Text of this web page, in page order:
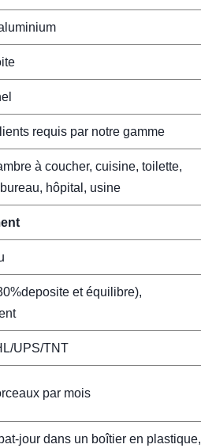
requis par notre gamme
à coucher, cuisine, toilette,
hôpital, usine
et équilibre),
UPS/TNT
par mois
jour dans un boîtier en plastique,